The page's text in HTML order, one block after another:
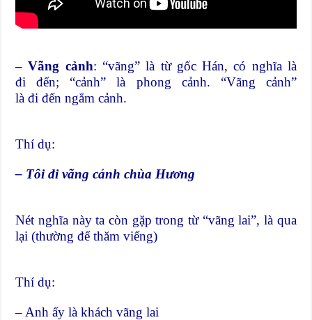
– Vãng cảnh: “vãng” là từ gốc Hán, có nghĩa là
đi đến; “cảnh” là phong cảnh. “Vãng cảnh”
là đi đến ngắm cảnh.
Thí dụ:
– Tôi đi vãng cảnh chùa Hương
Nét nghĩa này ta còn gặp trong từ “vãng lai”, là qua
lại (thường để thăm viếng)
Thí dụ:
– Anh ấy là khách vãng lai